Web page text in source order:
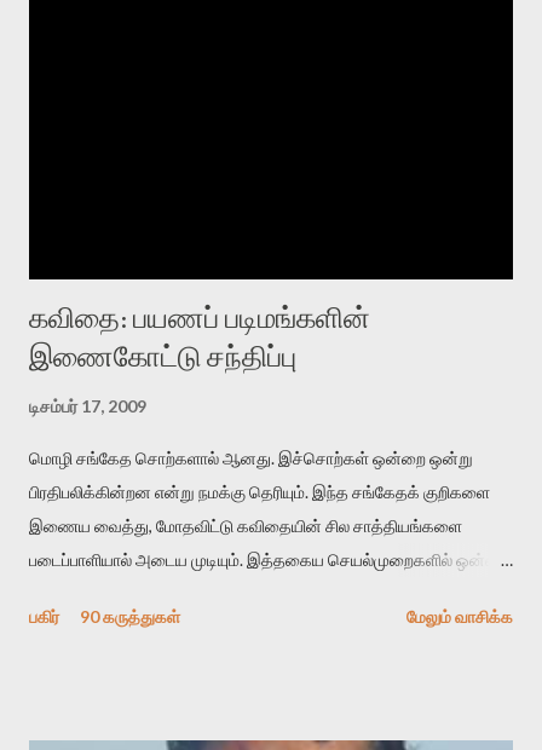
கவிதை: பயணப் படிமங்களின்
இணைகோட்டு சந்திப்பு
டிசம்பர் 17, 2009
மொழி சங்கேத சொற்களால் ஆனது. இச்சொற்கள் ஒன்றை ஒன்று
பிரதிபலிக்கின்றன என்று நமக்கு தெரியும். இந்த சங்கேதக் குறிகளை
இணைய வைத்து, மோதவிட்டு கவிதையின் சில சாத்தியங்களை
படைப்பாளியால் அடைய முடியும். இத்தகைய செயல்முறைகளில் ஒன்றை
காலத்தில் ஜாலவித்தைக்காரர்கள் வந்து போன பின் அவர்களின்
பகிர் 90 கருத்துகள் மேலும் வாசிக்க